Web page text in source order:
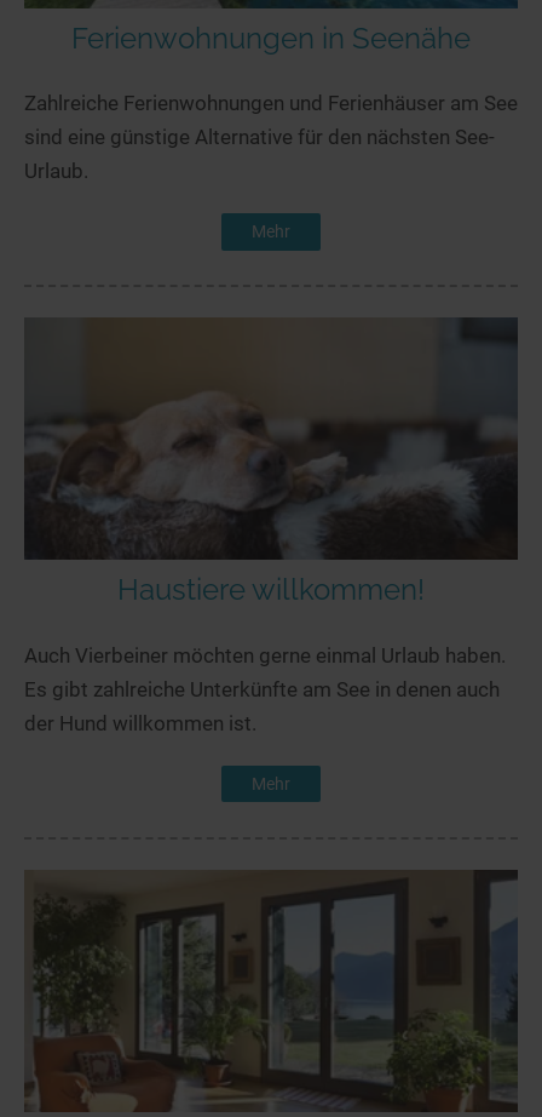
Ferienwohnungen in Seenähe
Zahlreiche Ferienwohnungen und Ferienhäuser am See
sind eine günstige Alternative für den nächsten See-
Urlaub.
Mehr
Haustiere willkommen!
Auch Vierbeiner möchten gerne einmal Urlaub haben.
Es gibt zahlreiche Unterkünfte am See in denen auch
der Hund willkommen ist.
Mehr